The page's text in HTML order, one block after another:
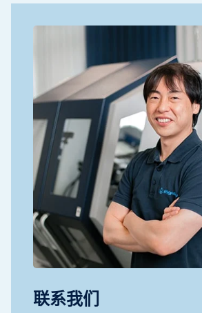
联系我们